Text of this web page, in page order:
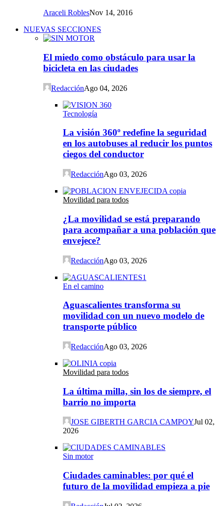
Araceli RoblesNov 14, 2016
NUEVAS SECCIONES
El miedo como obstáculo para usar la
bicicleta en las ciudades
RedacciónAgo 04, 2026
Tecnología
La visión 360º redefine la seguridad
en los autobuses al reducir los puntos
ciegos del conductor
RedacciónAgo 03, 2026
Movilidad para todos
¿La movilidad se está preparando
para acompañar a una población que
envejece?
RedacciónAgo 03, 2026
En el camino
Aguascalientes transforma su
movilidad con un nuevo modelo de
transporte público
RedacciónAgo 03, 2026
Movilidad para todos
La última milla, sin los de siempre, el
barrio no importa
JOSE GIBERTH GARCIA CAMPOYJul 02,
2026
Sin motor
Ciudades caminables: por qué el
futuro de la movilidad empieza a pie